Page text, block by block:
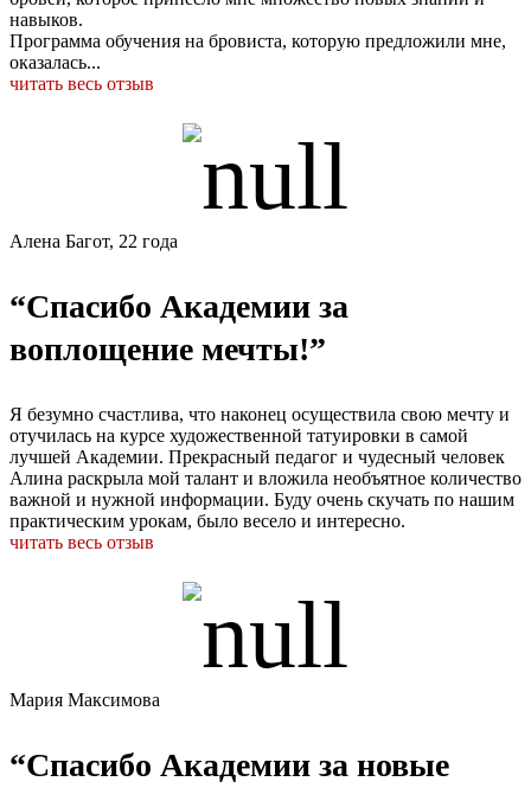
навыков.
Программа обучения на бровиста, которую предложили мне,
оказалась...
читать весь отзыв
Алена Багот, 22 года
“Спасибо Академии за
воплощение мечты!”
Я безумно счастлива, что наконец осуществила свою мечту и
отучилась на курсе художественной татуировки в самой
лучшей Академии. Прекрасный педагог и чудесный человек
Алина раскрыла мой талант и вложила необъятное количество
важной и нужной информации. Буду очень скучать по нашим
практическим урокам, было весело и интересно.
читать весь отзыв
Мария Максимова
“Спасибо Академии за новые